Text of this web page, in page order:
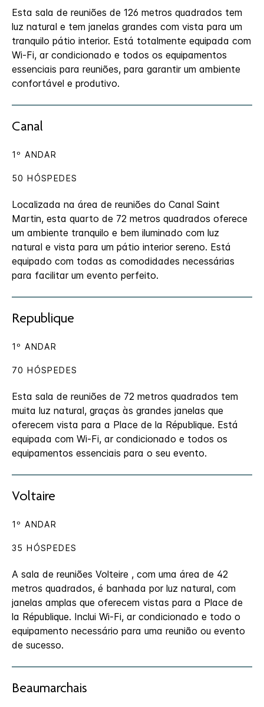
Esta sala de reuniões de 126 metros quadrados tem
luz natural e tem janelas grandes com vista para um
tranquilo pátio interior. Está totalmente equipada com
Wi-Fi, ar condicionado e todos os equipamentos
essenciais para reuniões, para garantir um ambiente
confortável e produtivo.
Canal
Localizada na área de reuniões do Canal Saint
Martin, esta quarto de 72 metros quadrados oferece
um ambiente tranquilo e bem iluminado com luz
natural e vista para um pátio interior sereno. Está
equipado com todas as comodidades necessárias
para facilitar um evento perfeito.
1º ANDAR
50 HÓSPEDES
Republique
Esta sala de reuniões de 72 metros quadrados tem
muita luz natural, graças às grandes janelas que
oferecem vista para a Place de la République. Está
equipada com Wi-Fi, ar condicionado e todos os
equipamentos essenciais para o seu evento.
1º ANDAR
70 HÓSPEDES
Voltaire
A sala de reuniões Volteire , com uma área de 42
metros quadrados, é banhada por luz natural, com
janelas amplas que oferecem vistas para a Place de
la République. Inclui Wi-Fi, ar condicionado e todo o
equipamento necessário para uma reunião ou evento
de sucesso.
1º ANDAR
35 HÓSPEDES
Beaumarchais